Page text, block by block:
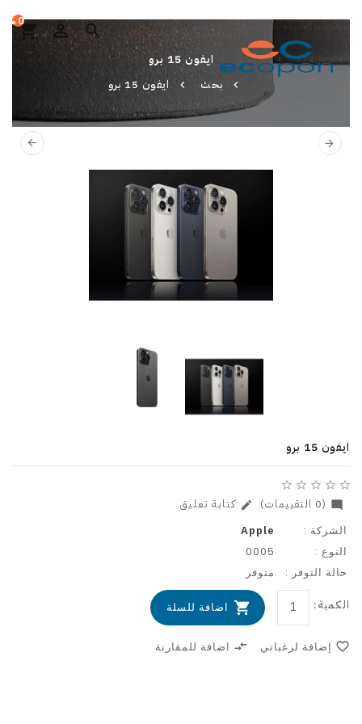
search
shopping_cart
0 منتجات - S.R 0
ايفون 15 برو
بحث ايفون 15 برو
ايفون 15 برو
star_border
star_border
star_border
star_border
star_border
mode_comment (0 التقييمات) edit كتابة تعليق
الشركة :
Apple
النوع :
0005
حالة التوفر :
متوفر
الكمية: اضافة للسلة
favorite_border
compare_arrows